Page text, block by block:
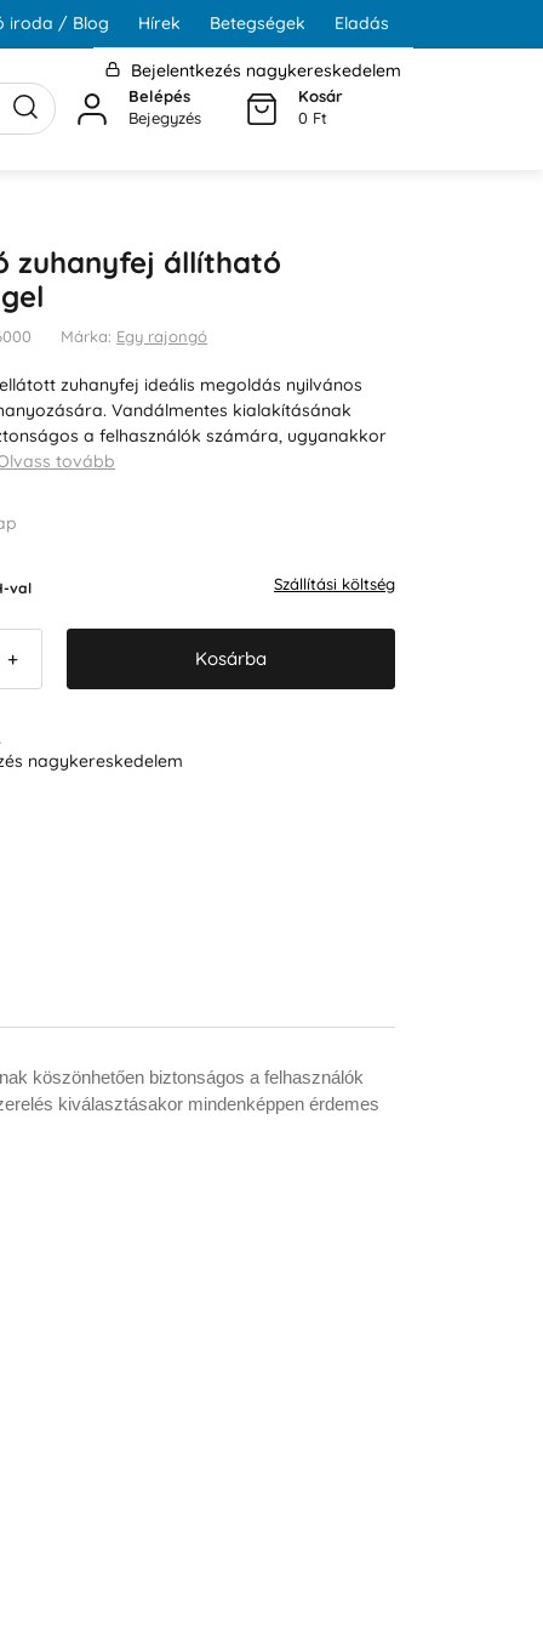
iroda / Blog Hírek Betegségek Eladás
Bejelentkezés nagykereskedelem
Belépés
Bejegyzés
Kosár
0 Ft
zuhanyfej állítható
Márka: Egy rajongó
zuhanyfej ideális megoldás nyilvános
Vandálmentes kialakításának
a felhasználók számára, ugyanakkor
tovább
val Szállítási költség
+ Kosárba
nagykereskedelem
köszönhetően biztonságos a felhasználók
kiválasztásakor mindenképpen érdemes